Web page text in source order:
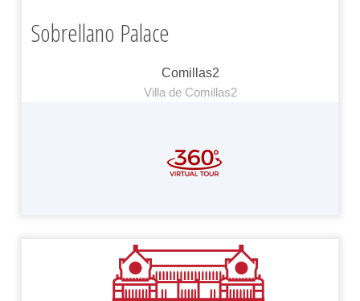
Sobrellano Palace
Comillas2
Villa de Comillas2